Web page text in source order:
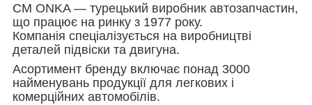
CM ONKA — турецький виробник автозапчастин,
що працює на ринку з 1977 року.
Компанія спеціалізується на виробництві
деталей підвіски та двигуна.
Асортимент бренду включає понад 3000
найменувань продукції для легкових і
комерційних автомобілів.